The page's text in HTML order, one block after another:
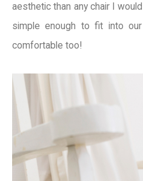
aesthetic than any chair I
simple enough to fit into our
comfortable too!